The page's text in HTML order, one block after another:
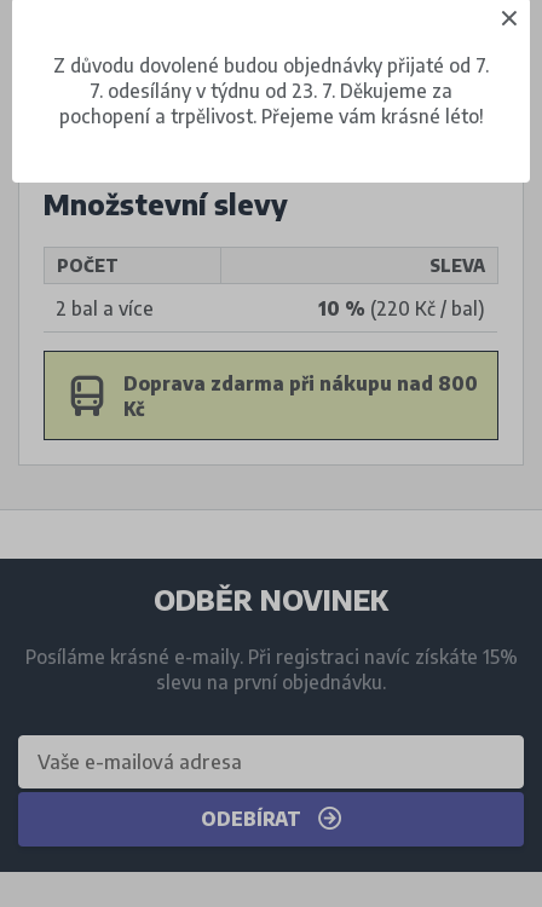
Popis produktu
Množstevní slevy
POČET SLEVA
2 bal a více 10 % (220 Kč / bal)
Doprava zdarma při nákupu nad 800
Kč
ODBĚR NOVINEK
Posíláme krásné e-maily. Při registraci navíc získáte 15%
slevu na první objednávku.
ODEBÍRAT
Z důvodu dovolené budou objednávky přijaté od 7.
7. odesílány v týdnu od 23. 7. Děkujeme za
pochopení a trpělivost. Přejeme vám krásné léto!